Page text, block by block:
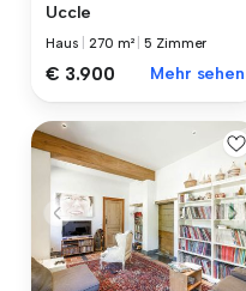
Uccle
Haus |270 m² |5 Zimmer
€ 3.900 Mehr sehen